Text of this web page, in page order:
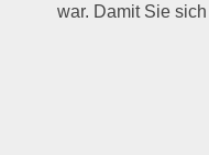
war. Damit Sie sich